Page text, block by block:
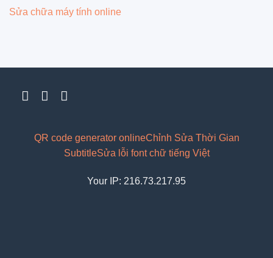
Sửa chữa máy tính online
QR code generator onlineChỉnh Sửa Thời Gian
SubtitleSửa lỗi font chữ tiếng Việt
Your IP: 216.73.217.95